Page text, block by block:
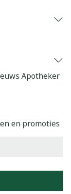
Apotheker
en promoties